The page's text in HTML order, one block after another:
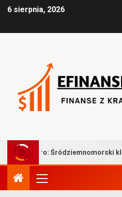
6 sierpnia, 2026
klimat, architektura